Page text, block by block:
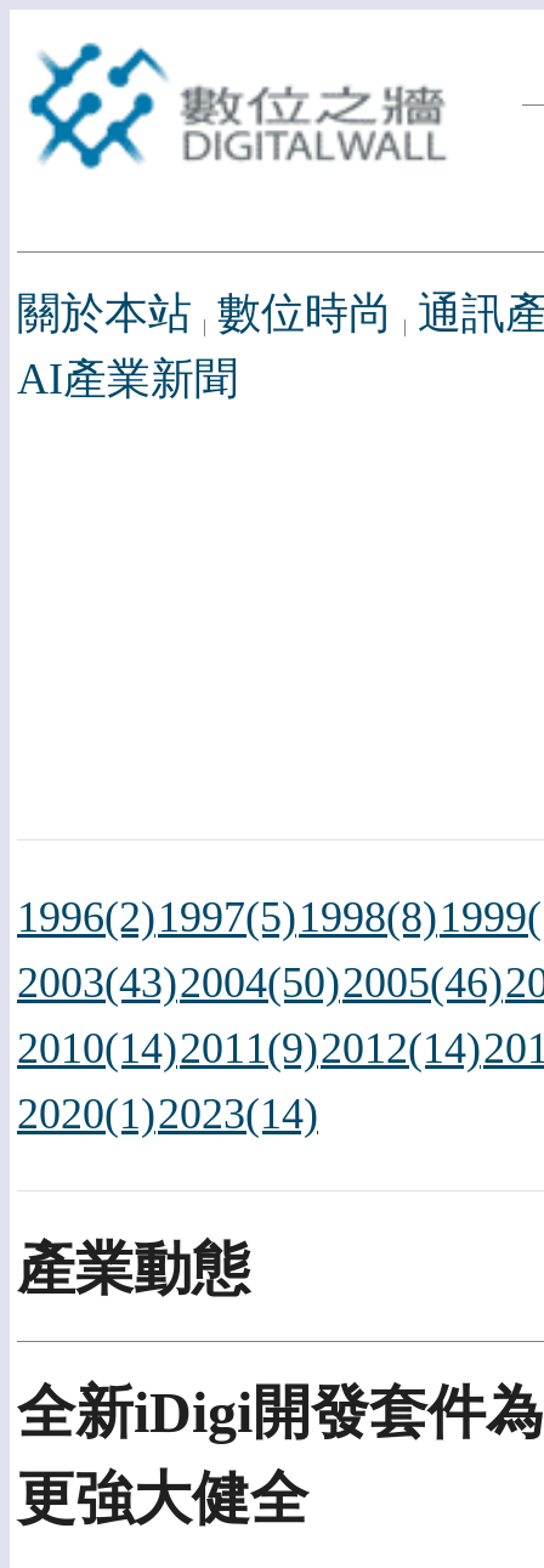
關於本站 數位時尚
通訊
AI產業新聞
1996(2)1997(5)1998(8)
2003(43)2004(50)2005(46)
2010(14)2011(9)2012(14)
2020(1)2023(14)
產業動態
全新iDigi開發套件
更強大健全